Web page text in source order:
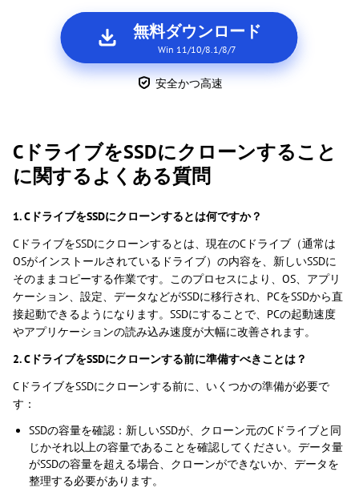
無料ダウンロード
Win 11/10/8.1/8/7
安全かつ高速
CドライブをSSDにクローンすること
に関するよくある質問
1. CドライブをSSDにクローンするとは何ですか？
CドライブをSSDにクローンするとは、現在のCドライブ（通常は
OSがインストールされているドライブ）の内容を、新しいSSDに
そのままコピーする作業です。このプロセスにより、OS、アプリ
ケーション、設定、データなどがSSDに移行され、PCをSSDから直
接起動できるようになります。SSDにすることで、PCの起動速度
やアプリケーションの読み込み速度が大幅に改善されます。
2. CドライブをSSDにクローンする前に準備すべきことは？
CドライブをSSDにクローンする前に、いくつかの準備が必要で
す：
SSDの容量を確認：新しいSSDが、クローン元のCドライブと同
じかそれ以上の容量であることを確認してください。データ量
がSSDの容量を超える場合、クローンができないか、データを
整理する必要があります。